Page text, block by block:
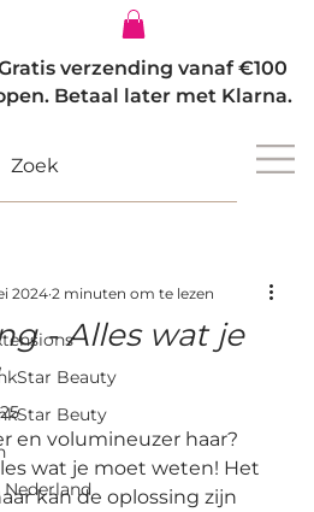
verzending vanaf €100
Betaal later met Klarna.
Beauty
Beuty
- Alles wat je
2024 2 minuten om te lezen
en volumineuzer haar?
wat je moet weten! Het
kan de oplossing zijn